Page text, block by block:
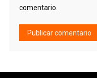
comentario.